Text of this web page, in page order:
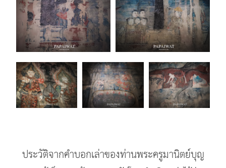
ประวัติจากคำบอกเล่าของท่านพระครูมานิตย์บุญ